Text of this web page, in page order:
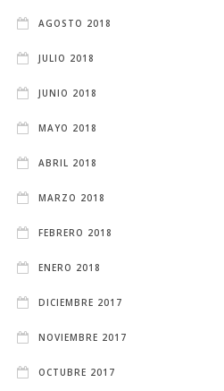
AGOSTO 2018
JULIO 2018
JUNIO 2018
MAYO 2018
ABRIL 2018
MARZO 2018
FEBRERO 2018
ENERO 2018
DICIEMBRE 2017
NOVIEMBRE 2017
OCTUBRE 2017